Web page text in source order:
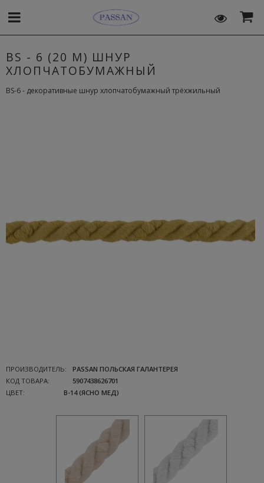
BS - 6 (20 M) ШНУР
ХЛОПЧАТОБУМАЖНЫЙ
BS-6 - декоративные шнур хлопчатобумажный трёхжильный
ПРОИЗВОДИТЕЛЬ:
PASSAN ПОЛЬСКАЯ ГАЛАНТЕРЕЯ
КОД ТОВАРА:
5907438626701
ЦВЕТ:
B-14 (ЯСНО МЕД)